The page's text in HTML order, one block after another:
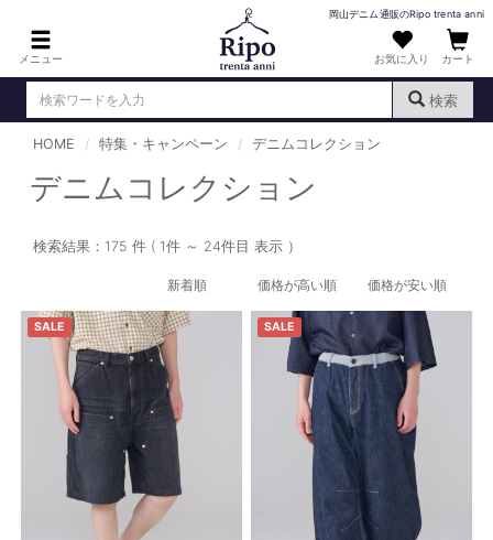
メニュー
岡山デニム通販のRipo trenta anni
お気に入り カート
検索
DENIM : デニム
PANTS : パンツ
TOPS : トップス
T-SHIRT : Tシャツ
KNIT : ニット
SHIRT : シャツ
OUTERS : アウター
HOME 特集・キャンペーン デニムコレクション
デニムコレクション
検索結果：175 件 ( 1件 ～ 24件目 表示 ）
新着順 価格が高い順 価格が安い順
SALE SALE